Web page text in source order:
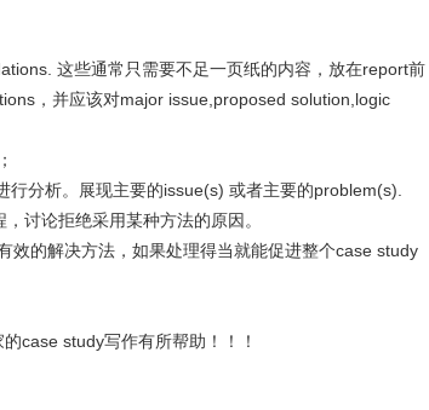
这些通常只需要不足一页纸的内容，放在report前
，并应该对major issue,proposed solution,logic
分析。展现主要的issue(s) 或者主要的problem(s).
讨论拒绝采用某种方法的原因。
的解决方法，如果处理得当就能促进整个case study
case study写作有所帮助！！！